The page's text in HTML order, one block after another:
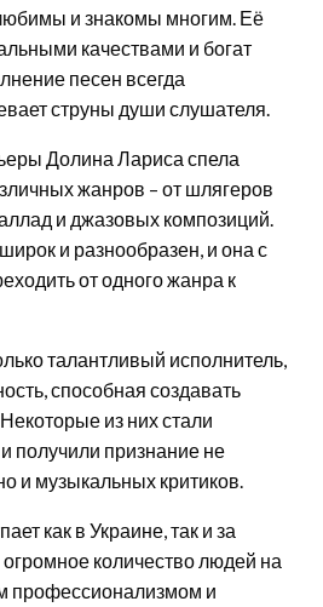
и знакомы многим. Её
качествами и богат
песен всегда
струны души слушателя.
Долина Лариса спела
жанров – от шлягеров
и джазовых композиций.
и разнообразен, и она с
от одного жанра к
талантливый исполнитель,
способная создавать
из них стали
получили признание не
и музыкальных критиков.
как в Украине, так и за
количество людей на
профессионализмом и